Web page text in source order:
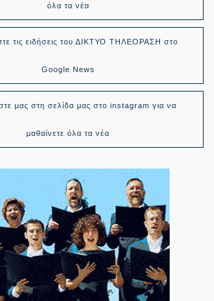
όλα τα νέα
τις ειδήσεις του ΔΙΚΤΥΟ ΤΗΛΕΟΡΑΣΗ στο
Google News
μας στη σελίδα μας στο instagram για να
μαθαίνετε όλα τα νέα